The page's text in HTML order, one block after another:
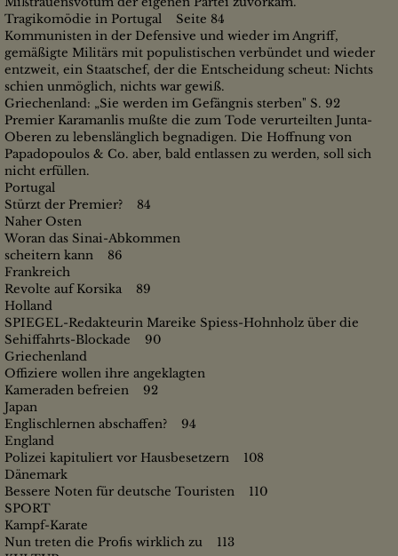
Tragikomödie in Portugal Seite 84
Kommunisten in der Defensive und wieder im Angriff,
gemäßigte Militärs mit populistischen verbündet und wieder
entzweit, ein Staatschef, der die Entscheidung scheut: Nichts
schien unmöglich, nichts war gewiß.
Griechenland: „Sie werden im Gefängnis sterben" S. 92
Premier Karamanlis mußte die zum Tode verurteilten Junta-
Oberen zu lebenslänglich begnadigen. Die Hoffnung von
Papadopoulos & Co. aber, bald entlassen zu werden, soll sich
nicht erfüllen.
Portugal
Stürzt der Premier? 84
Naher Osten
Woran das Sinai-Abkommen
scheitern kann 86
Frankreich
Revolte auf Korsika 89
Holland
SPIEGEL-Redakteurin Mareike Spiess-Hohnholz über die
Sehiffahrts-Blockade 90
Griechenland
Offiziere wollen ihre angeklagten
Kameraden befreien 92
Japan
Englischlernen abschaffen? 94
England
Polizei kapituliert vor Hausbesetzern 108
Dänemark
Bessere Noten für deutsche Touristen 110
SPORT
Kampf-Karate
Nun treten die Profis wirklich zu 113